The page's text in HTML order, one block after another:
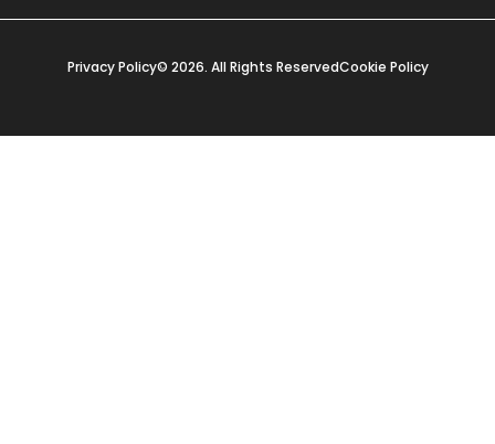
Privacy Policy© 2026. All Rights ReservedCookie Policy